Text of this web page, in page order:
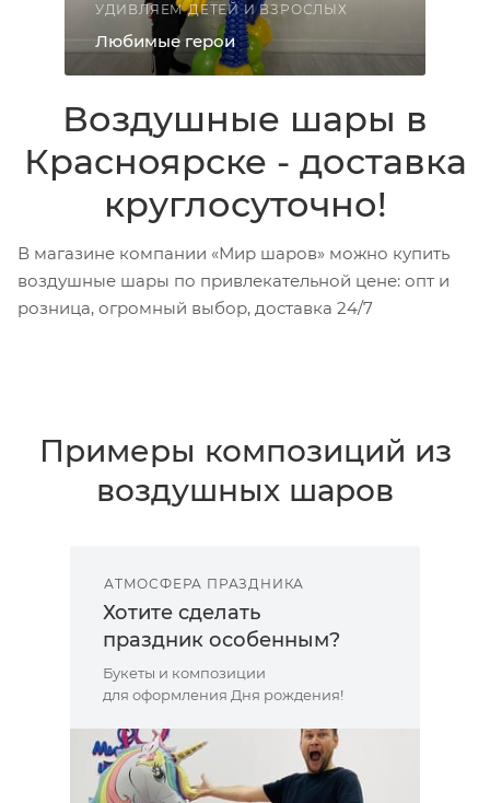
УДИВЛЯЕМ ДЕТЕЙ И ВЗРОСЛЫХ
Любимые герои
Воздушные шары в
Красноярске - доставка
круглосуточно!
В магазине компании «Мир шаров» можно купить
воздушные шары по привлекательной цене: опт и
розница, огромный выбор, доставка 24/7
Примеры композиций из
воздушных шаров
АТМОСФЕРА ПРАЗДНИКА
Хотите сделать
праздник особенным?
Букеты и композиции
для оформления Дня рождения!